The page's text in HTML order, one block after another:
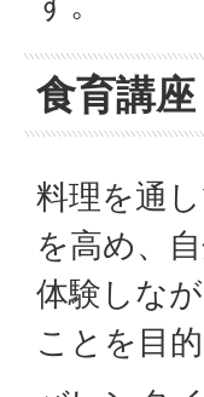
食育講
料理を通
を高め、
体験しな
ことを目